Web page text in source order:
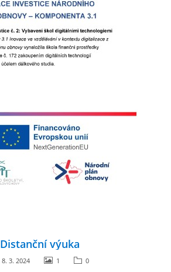
Distanční výuka
8. 3. 2024 1 0